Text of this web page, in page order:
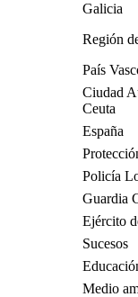
Galicia
Región
País
Ciudad
Ceuta
España
Policía
Guardia
Ejército
Sucesos
Medio